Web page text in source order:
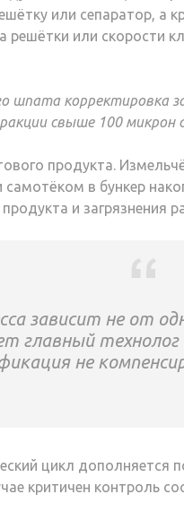
или сепаратор, а
решётки или скорости
шпата корректировка
свыше 100 микрон
продукта.
в бункер
и загрязнения
зависит не от
главный
не
цикл дополняется
критичен контроль